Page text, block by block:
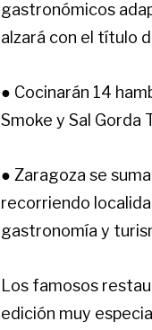
gastronómicos
alzará con el título
● Cocinarán 14
Smoke y Sal Gorda
● Zaragoza se
recorriendo
gastronomía y
Los famosos
edición muy